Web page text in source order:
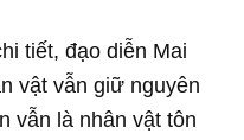
tiết, đạo diễn Mai
vật vẫn giữ nguyên
vẫn là nhân vật tôn